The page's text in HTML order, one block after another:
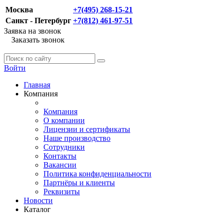
Москва
+7(495) 268-15-21
Санкт - Петербург +7(812) 461-97-51
Заявка на звонок
Заказать звонок
Войти
Главная
Компания
Компания
О компании
Лицензии и сертификаты
Наше производство
Сотрудники
Контакты
Вакансии
Политика конфиденциальности
Партнёры и клиенты
Реквизиты
Новости
Каталог